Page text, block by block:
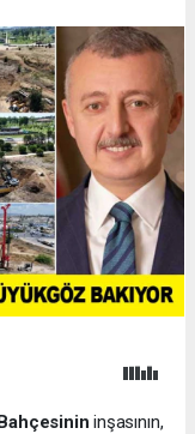
inşasının,